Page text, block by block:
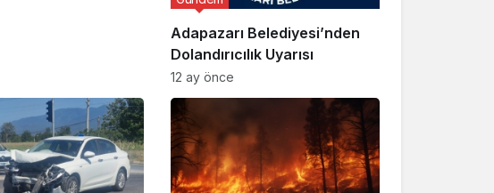
Adapazarı Belediyesi’nden
Dolandırıcılık Uyarısı
12 ay önce